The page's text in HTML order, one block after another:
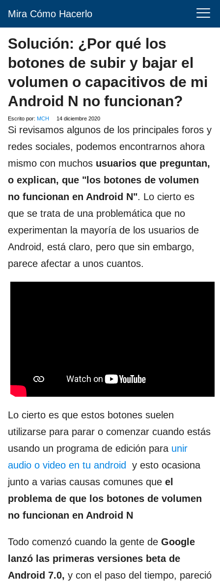
Mira Cómo Hacerlo
Solución: ¿Por qué los
botones de subir y bajar el
volumen o capacitivos de mi
Android N no funcionan?
Escrito por: MCH 14 diciembre 2020
Si revisamos algunos de los principales foros y
redes sociales, podemos encontrarnos ahora
mismo con muchos usuarios que preguntan,
o explican, que "los botones de volumen
no funcionan en Android N". Lo cierto es
que se trata de una problemática que no
experimentan la mayoría de los usuarios de
Android, está claro, pero que sin embargo,
parece afectar a unos cuantos.
Lo cierto es que estos botones suelen
utilizarse para parar o comenzar cuando estás
usando un programa de edición para unir
audio o video en tu android
y esto ocasiona
junto a varias causas comunes que el
problema de que los botones de volumen
no funcionan en Android N
Todo comenzó cuando la gente de Google
lanzó las primeras versiones beta de
Android 7.0, y con el paso del tiempo, pareció